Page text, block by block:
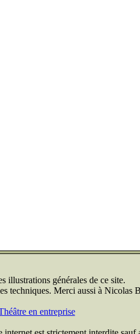
illustrations générales de ce site.
techniques. Merci aussi à Nicolas
en entreprise